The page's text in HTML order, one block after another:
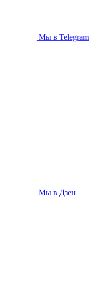
Мы в Telegram
Мы в Дзен